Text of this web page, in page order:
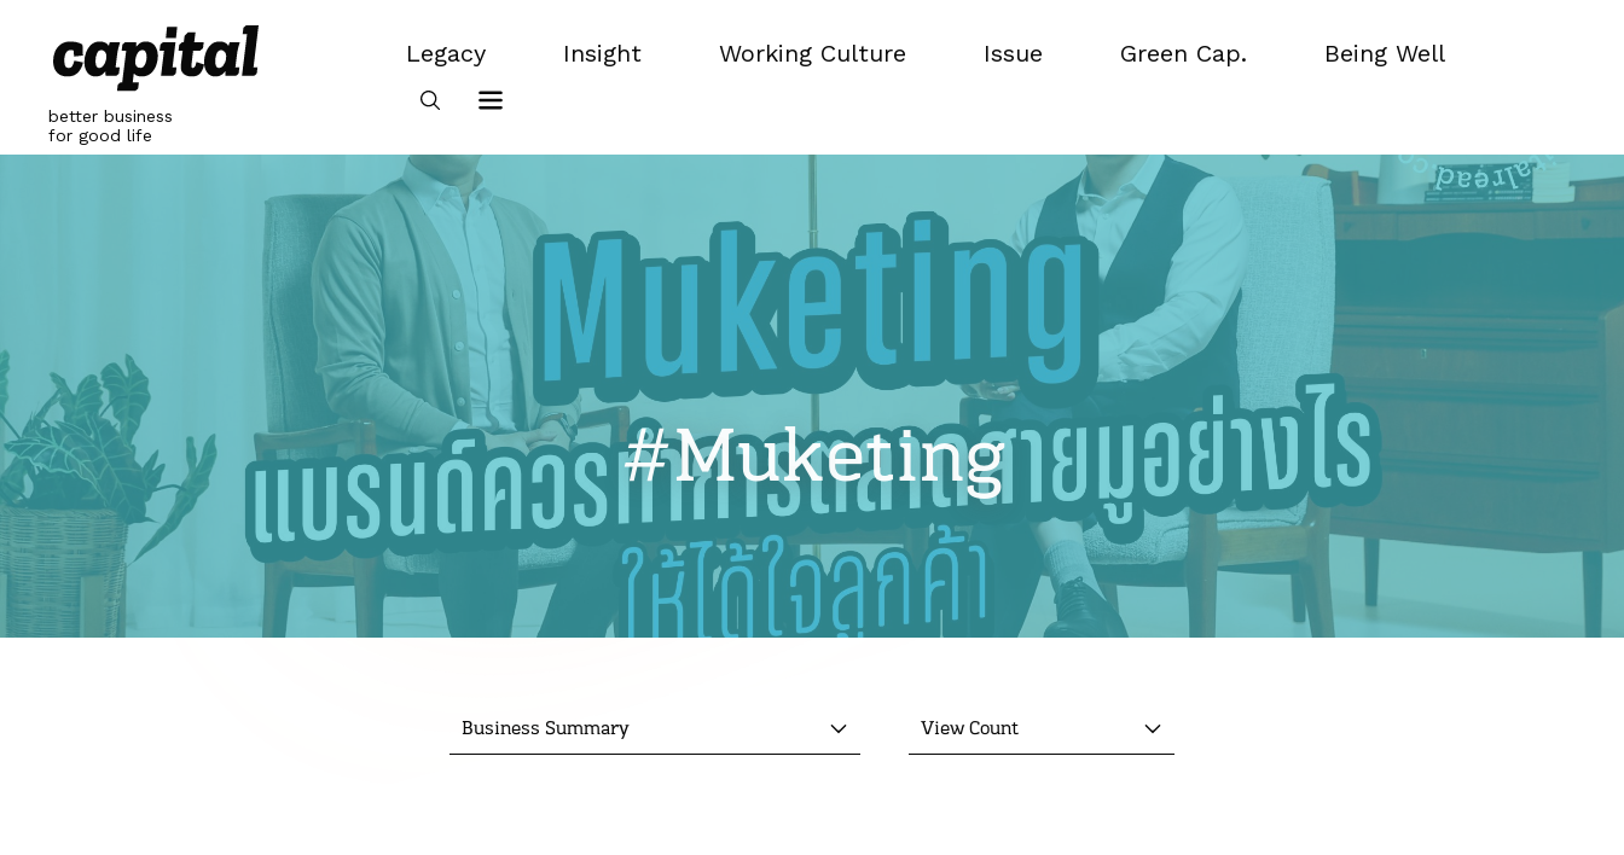
content
better business
for good life
Legacy
Legacy
Insight
Working Culture
Issue
Green Cap.
Being Well
#Muketing
Business Summary View Count